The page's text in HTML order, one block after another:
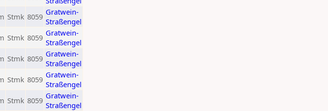
Stmk 8059 Gratwein-
Straßengel
Stmk 8059 Gratwein-
Straßengel
Stmk 8059 Gratwein-
Straßengel
Stmk 8059 Gratwein-
Straßengel
Stmk 8059 Gratwein-
Straßengel